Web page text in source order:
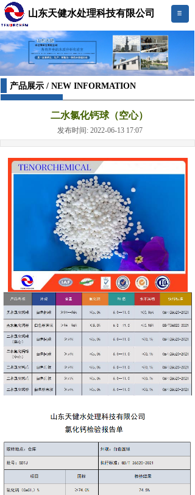
山东天健水处理科技有限公司
产品展示 / NEW INFORMATION
二水氯化钙球（空心）
发布时间: 2022-06-13 17:07